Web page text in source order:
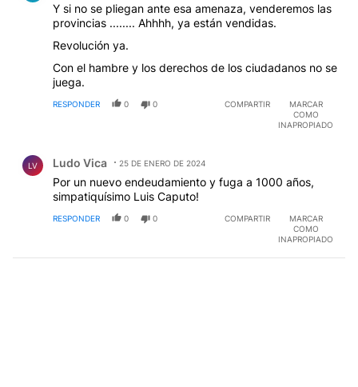
Y si no se pliegan ante esa amenaza, venderemos las
provincias ........ Ahhhh, ya están vendidas.
Revolución ya.
Con el hambre y los derechos de los ciudadanos no se
juega.
RESPONDER 0 0 COMPARTIR
MARCAR
COMO
INAPROPIADO
LV Ludo Vica 25 DE ENERO DE 2024
Por un nuevo endeudamiento y fuga a 1000 años,
simpatiquísimo Luis Caputo!
RESPONDER 0 0 COMPARTIR
MARCAR
COMO
INAPROPIADO